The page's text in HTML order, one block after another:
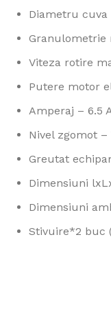
Diametru
Granulometrie
Viteza rotire
Putere motor
Amperaj – 6.5
Nivel zgomot –
Greutat
Dimensiuni
Dimensiuni
Stivuire*2 buc